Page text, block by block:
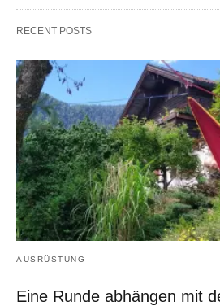
RECENT POSTS
AUSRÜSTUNG
Eine Runde abhängen mit